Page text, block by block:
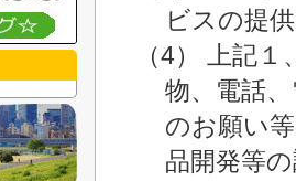
ビスの提
（4） 上記
物、電話
のお願い
品開発等